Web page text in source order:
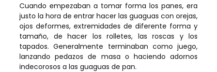
Cuando empezaban a tomar forma los panes, era
justo la hora de entrar hacer las guaguas con orejas,
ojos deformes, extremidades de diferente forma y
tamaño, de hacer los rolletes, las roscas y los
tapados. Generalmente terminaban como juego,
lanzando pedazos de masa o haciendo adornos
indecorosos a las guaguas de pan.